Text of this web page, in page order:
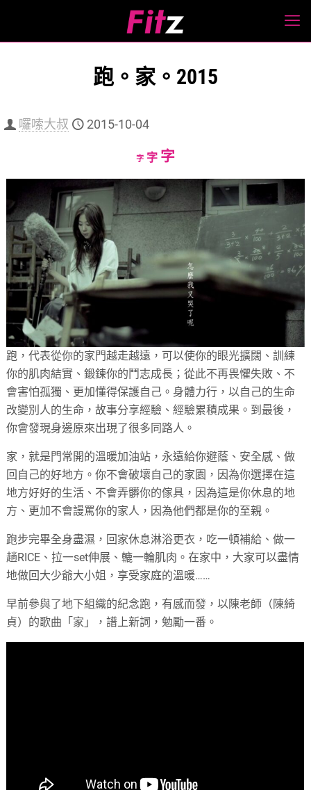
跑。家。2015
囉嗦大叔 2015-10-04
字Decrease
size.
字Reset
size.
字Increase
size.
跑，代表從你的家門越走越遠，可以使你的眼光擴闊、訓練
你的肌肉結實、鍛鍊你的鬥志成長；從此不再畏懼失敗、不
會害怕孤獨、更加懂得保護自己。身體力行，以自己的生命
改變別人的生命，故事分享經驗、經驗累積成果。到最後，
你會發現身邊原來出現了很多同路人。
家，就是門常開的溫暖加油站，永遠給你避蔭、安全感、做
回自己的好地方。你不會破壞自己的家園，因為你選擇在這
地方好好的生活、不會弄髒你的傢具，因為這是你休息的地
方、更加不會謾罵你的家人，因為他們都是你的至親。
跑步完畢全身盡濕，回家休息淋浴更衣，吃一頓補給、做一
趟RICE、拉一set伸展、轆一輪肌肉。在家中，大家可以盡情
地做回大少爺大小姐，享受家庭的溫暖……
早前參與了地下組織的紀念跑，有感而發，以陳老師（陳綺
貞）的歌曲「家」，譜上新詞，勉勵一番。